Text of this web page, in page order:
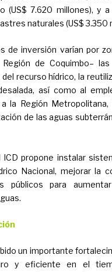
(US$ 7.620 millones), y
naturales (US$ 3.350
de inversión varían por
de Coquimbo–
recurso hídrico, la
así como al
la Región
de las aguas
propone instalar
Nacional, mejorar la
públicos para
un importante
y eficiente en el